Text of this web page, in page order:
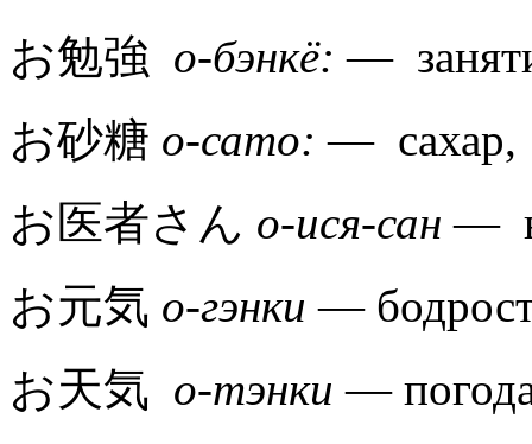
お勉強 о-бэнкё:—
お砂糖 о-сато:— сахар,
お医者さん о-ися-сан —
お元気 о-гэнки—
お天気 о-тэнки —